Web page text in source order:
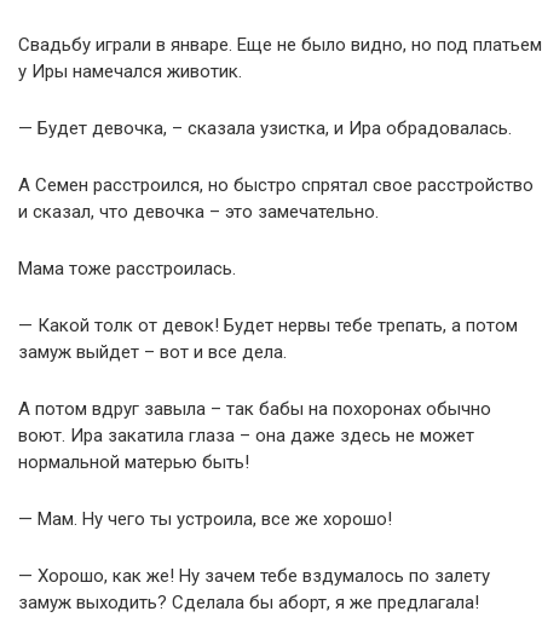
Свадьбу играли в январе. Еще не было видно, но под платьем
у Иры намечался животик.
— Будет девочка, – сказала узистка, и Ира обрадовалась.
А Семен расстроился, но быстро спрятал свое расстройство
и сказал, что девочка – это замечательно.
Мама тоже расстроилась.
— Какой толк от девок! Будет нервы тебе трепать, а потом
замуж выйдет – вот и все дела.
А потом вдруг завыла – так бабы на похоронах обычно
воют. Ира закатила глаза – она даже здесь не может
нормальной матерью быть!
— Мам. Ну чего ты устроила, все же хорошо!
— Хорошо, как же! Ну зачем тебе вздумалось по залету
замуж выходить? Сделала бы аборт, я же предлагала!